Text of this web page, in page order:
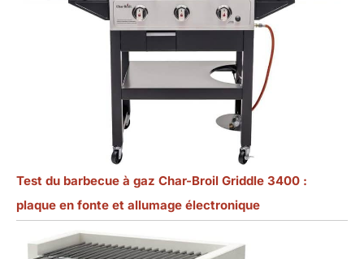
Test du barbecue à gaz Char-Broil Griddle 3400 :
plaque en fonte et allumage électronique